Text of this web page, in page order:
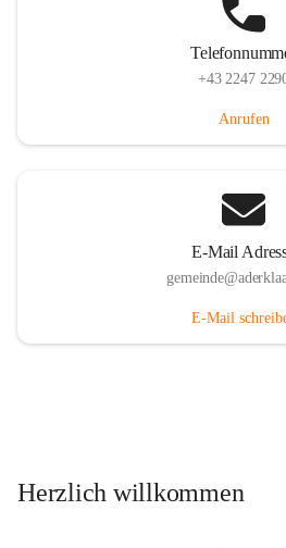
+43 2247
Anrufen
E-Mail
E-Mail
Herzlich willkommen